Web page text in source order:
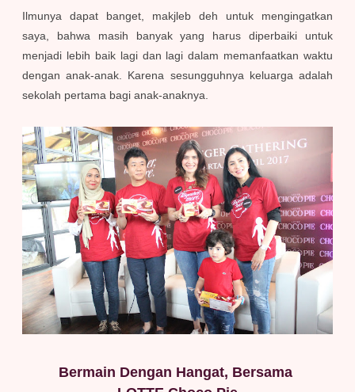
Ilmunya dapat banget, makjleb deh untuk mengingatkan
saya, bahwa masih banyak yang harus diperbaiki untuk
menjadi lebih baik lagi dan lagi dalam memanfaatkan waktu
dengan anak-anak. Karena sesungguhnya keluarga adalah
sekolah pertama bagi anak-anaknya.
Bermain Dengan Hangat, Bersama